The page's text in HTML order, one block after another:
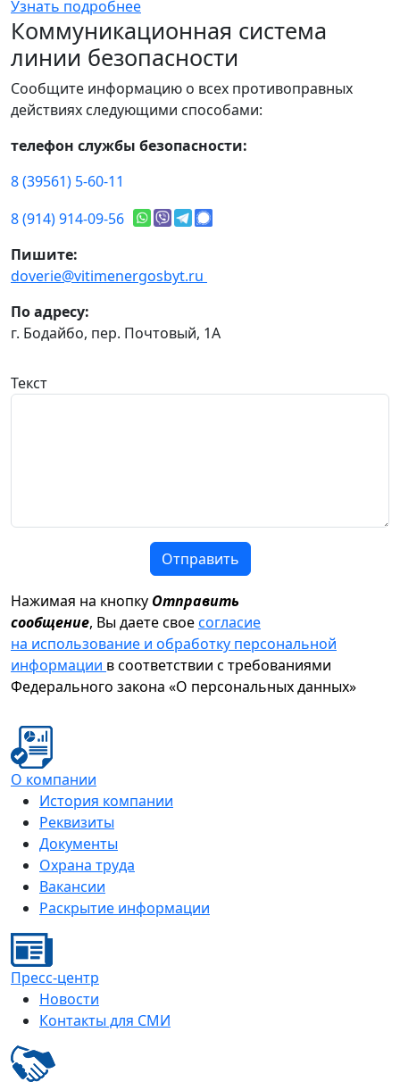
Узнать подробнее
Коммуникационная система
линии безопасности
Сообщите информацию о всех противоправных
действиях следующими способами:
телефон службы безопасности:
8 (39561) 5-60-11
8 (914) 914-09-56
Пишите:
doverie@vitimenergosbyt.ru
По адресу:
г. Бодайбо, пер. Почтовый, 1А
Текст
Отправить
Нажимая на кнопку Отправить
сообщение, Вы даете своесогласие
на использование и обработку персональной
информации в соответствии с требованиями
Федерального закона «О персональных данных»
О компании
История компании
Реквизиты
Документы
Охрана труда
Вакансии
Раскрытие информации
Пресс-центр
Новости
Контакты для СМИ